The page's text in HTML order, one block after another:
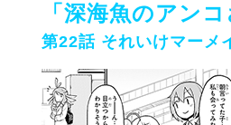
「深海魚のアンコ
第22話 それいけマーメ